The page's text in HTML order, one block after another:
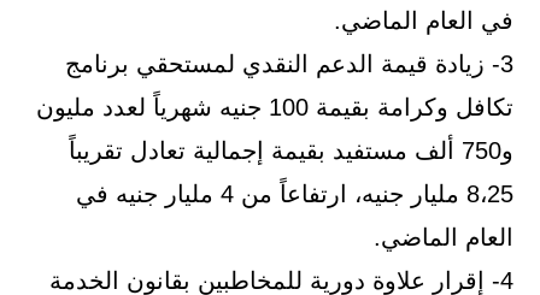
في العام الماضي.
3- زيادة قيمة الدعم النقدي لمستحقي برنامج
تكافل وكرامة بقيمة 100 جنيه شهرياً لعدد مليون
و750 ألف مستفيد بقيمة إجمالية تعادل تقريباً
8،25 مليار جنيه، ارتفاعاً من 4 مليار جنيه في
العام الماضي.
4- إقرار علاوة دورية للمخاطبين بقانون الخدمة